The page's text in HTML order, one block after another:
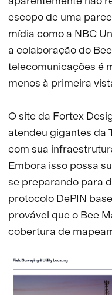
escopo de uma
mídia como a NBC
a colaboração do
telecomunicações é
menos à primeira
O site da Fortex
atendeu gigantes da
com sua
Embora isso possa
se preparando para
protocolo DePIN
provável que o Bee
cobertura de